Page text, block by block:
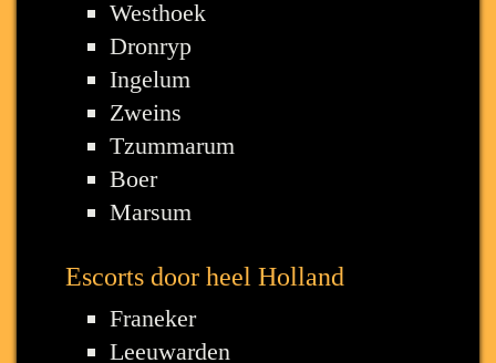
Westhoek
Dronryp
Ingelum
Zweins
Tzummarum
Boer
Marsum
Escorts door heel Holland
Franeker
Leeuwarden